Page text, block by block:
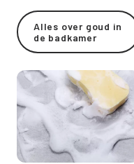
look. Lees hier alles over
goudkleurige
badkamergarnituur!
Alles over goud in
de badkamer